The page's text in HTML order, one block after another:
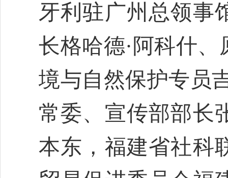
牙利驻广州总领事
长格哈德·阿科什
境与自然保护专员
常委、宣传部部长
本东，福建省社科